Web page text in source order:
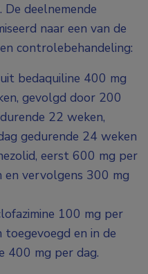
deelnemende
naar een ​​van de
controlebehandeling:
bedaquiline 400 mg
gevolgd door 200
22 weken,
gedurende 24 weken
eerst 600 mg per
en vervolgens 300 mg
100 mg per
en in de
400 mg per dag.